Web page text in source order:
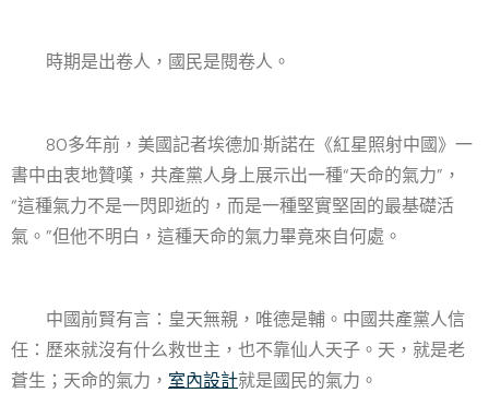
時期是出卷人，國民是閱卷人。
80多年前，美國記者埃德加·斯諾在《紅星照射中國》一
書中由衷地贊嘆，共產黨人身上展示出一種“天命的氣力”，
“這種氣力不是一閃即逝的，而是一種堅實堅固的最基礎活
氣。”但他不明白，這種天命的氣力畢竟來自何處。
中國前賢有言：皇天無親，唯德是輔。中國共產黨人信
任：歷來就沒有什么救世主，也不靠仙人天子。天，就是老
蒼生；天命的氣力， 室內設計就是國民的氣力。